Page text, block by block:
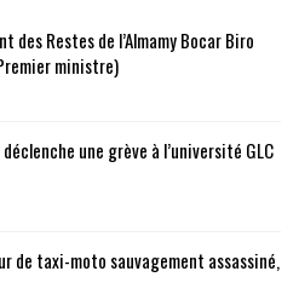
des Restes de l’Almamy Bocar Biro
ministre)
une grève à l’université GLC
de taxi-moto sauvagement assassiné,